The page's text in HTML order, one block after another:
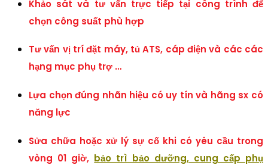
Khảo sát và tư vấn trực tiếp tại công trình để
chọn công suất phù hợp
Tư vấn vị trí đặt máy, tủ ATS, cáp điện và các các
hạng mục phụ trợ …
Lựa chọn đúng nhãn hiệu có uy tín và hãng sx có
năng lực
Sửa chữa hoặc xử lý sự cố khi có yêu cầu trong
vòng 01 giờ, bảo trì bảo dưỡng, cung cấp phụ